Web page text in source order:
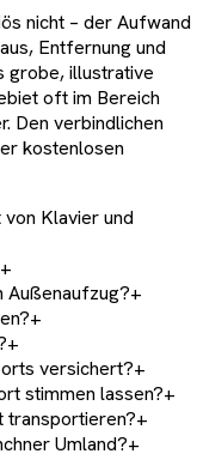
nicht – der Aufwand
Entfernung und
grobe, illustrative
oft im Bereich
Den verbindlichen
kostenlosen
Klavier und
+
Außenaufzug?+
+
+
versichert?+
stimmen lassen?+
transportieren?+
Umland?+